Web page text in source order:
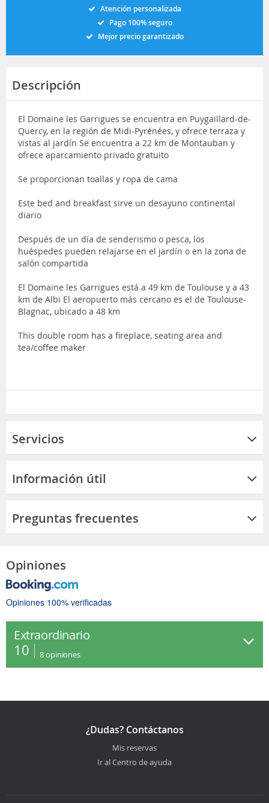
Atención personalizada
Pago 100% seguro
Mejor precio garantizado
Descripción
El Domaine les Garrigues se encuentra en Puygaillard-de-
Quercy, en la región de Midi-Pyrénées, y ofrece terraza y
vistas al jardín Se encuentra a 22 km de Montauban y
ofrece aparcamiento privado gratuito
Se proporcionan toallas y ropa de cama
Este bed and breakfast sirve un desayuno continental
diario
Después de un día de senderismo o pesca, los
huéspedes pueden relajarse en el jardín o en la zona de
salón compartida
El Domaine les Garrigues está a 49 km de Toulouse y a 43
km de Albi El aeropuerto más cercano es el de Toulouse-
Blagnac, ubicado a 48 km
This double room has a fireplace, seating area and
tea/coffee maker
Servicios
Información útil
Preguntas frecuentes
Opiniones
Opiniones 100% verificadas
Extraordinario
10 8 opiniones
¿Dudas? Contáctanos
Mis reservas
Ir al Centro de ayuda